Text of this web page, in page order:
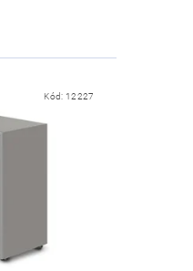
Kód: 12227